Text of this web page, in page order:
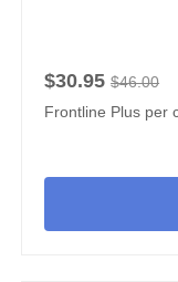
$30.95 $46.00
Frontline Plus per